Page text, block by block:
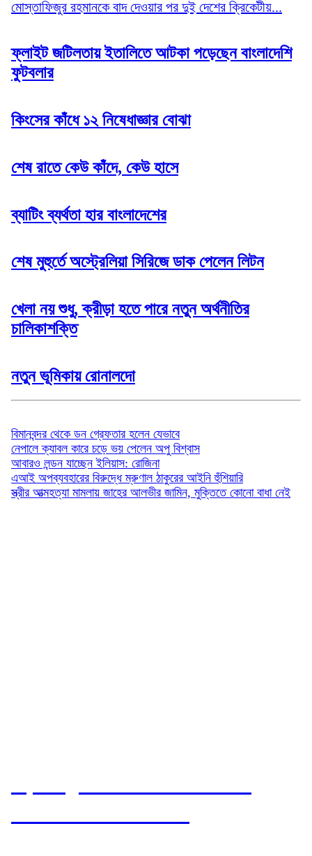
মোস্তাফিজুর রহমানকে বাদ দেওয়ার পর দুই দেশের ক্রিকেটীয়...
ফ্লাইট জটিলতায় ইতালিতে আটকা পড়েছেন বাংলাদেশি
ফুটবলার
কিংসের কাঁধে ১২ নিষেধাজ্ঞার বোঝা
শেষ রাতে কেউ কাঁদে, কেউ হাসে
ব্যাটিং ব্যর্থতা হার বাংলাদেশের
শেষ মুহুর্তে অস্ট্রেলিয়া সিরিজে ডাক পেলেন লিটন
খেলা নয় শুধু, ক্রীড়া হতে পারে নতুন অর্থনীতির
চালিকাশক্তি
নতুন ভূমিকায় রোনালদো
বিমানবন্দর থেকে ডন গ্রেফতার হলেন যেভাবে
নেপালে ক্যাবল কারে চড়ে ভয় পেলেন অপু বিশ্বাস
আবারও লন্ডন যাচ্ছেন ইলিয়াস: রোজিনা
এআই অপব্যবহারের বিরুদ্ধে ম্রুণাল ঠাকুরের আইনি হুঁশিয়ারি
স্ত্রীর আত্মহত্যা মামলায় জাহের আলভীর জামিন, মুক্তিতে কোনো বাধা নেই